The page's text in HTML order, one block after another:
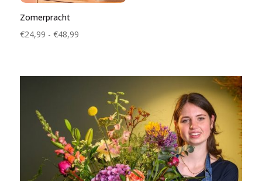
Zomerpracht
€24,99 - €48,99Prijsklasse:
€48,99